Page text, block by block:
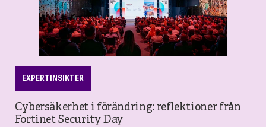
EXPERTINSIKTER
Cybersäkerhet i förändring: reflektioner från
Fortinet Security Day